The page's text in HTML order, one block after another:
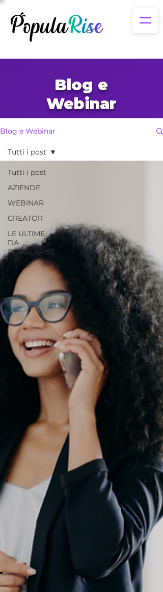
Blog e
Webinar
Blog e Webinar
Tutti i post
AZIENDE
WEBINAR
CREATOR
LE ULTIME
DA
POPULARISE
Tutti i post